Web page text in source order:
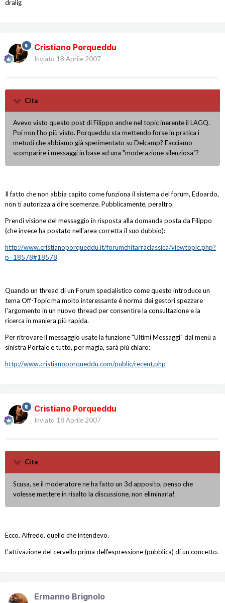
dralig
Cristiano Porqueddu
Inviato 18 Aprile 2007
Cita
Avevo visto questo post di Filippo anche nel topic inerente il LAGQ.
Poi non l'ho più visto. Porqueddu sta mettendo forse in pratica i
metodi che abbiamo già sperimentato su Delcamp? Facciamo
scomparire i messaggi in base ad una "moderazione silenziosa"?
Il fatto che non abbia capito come funziona il sistema del forum, Edoardo,
non ti autorizza a dire scemenze. Pubblicamente, peraltro.
Prendi visione del messaggio in risposta alla domanda posta da Filippo
(che invece ha postato nell'area corretta il suo dubbio):
http://www.cristianoporqueddu.it/forumchitarraclassica/viewtopic.php?
p=18578#18578
Quando un thread di un Forum specialistico come questo introduce un
tema Off-Topic ma molto interessante è norma dei gestori spezzare
l'argomento in un nuovo thread per consentire la consultazione e la
ricerca in maniera più rapida.
Per ritrovare il messaggio usate la funzione "Ultimi Messaggi" dal menù a
sinistra Portale e tutto, per magia, sarà più chiaro:
http://www.cristianoporqueddu.com/public/recent.php
Cristiano Porqueddu
Inviato 18 Aprile 2007
Cita
Scusa, se il moderatore ne ha fatto un 3d apposito, penso che
volesse mettere in risalto la discussione, non eliminarla!
Ecco, Alfredo, quello che intendevo.
L'attivazione del cervello prima dell'espressione (pubblica) di un concetto.
Ermanno Brignolo